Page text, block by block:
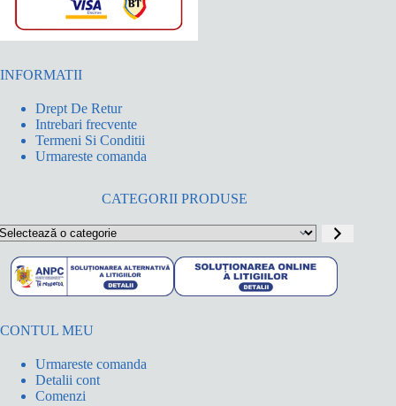
INFORMATII
Drept De Retur
Intrebari frecvente
Termeni Si Conditii
Urmareste comanda
CATEGORII PRODUSE
CONTUL MEU
Urmareste comanda
Detalii cont
Comenzi